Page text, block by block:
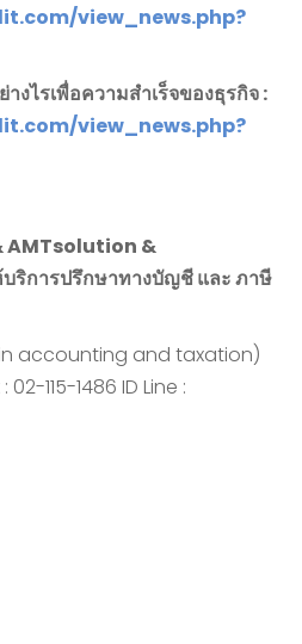
view_news.php?
งไรเพื่อความสำเร็จของธุรกิจ:
view_news.php?
&
บริการปรึกษาทางบัญชี และ ภาษี
accounting and taxation)
115-1486 ID Line :